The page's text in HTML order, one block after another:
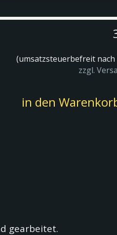
(umsatzsteuerbefreit nach
zzgl.
in den
gearbeitet.